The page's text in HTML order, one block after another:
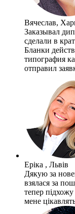
Вячеслав,
Заказывал
сделали в
Бланки
типография
отправил
Еріка , Львів
Дякую за
взялася за
тепер
мене